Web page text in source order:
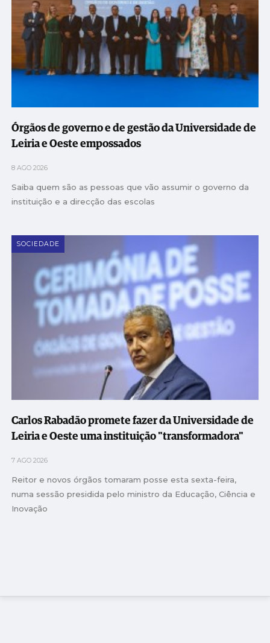
Órgãos de governo e de gestão da Universidade de
Leiria e Oeste empossados
8 AGO 2026
Saiba quem são as pessoas que vão assumir o governo da
instituição e a direcção das escolas
SOCIEDADE
Carlos Rabadão promete fazer da Universidade de
Leiria e Oeste uma instituição "transformadora"
7 AGO 2026
Reitor e novos órgãos tomaram posse esta sexta-feira,
numa sessão presidida pelo ministro da Educação, Ciência e
Inovação